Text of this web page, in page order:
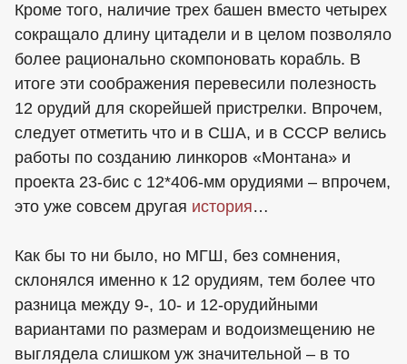
Кроме того, наличие трех башен вместо четырех
сокращало длину цитадели и в целом позволяло
более рационально скомпоновать корабль. В
итоге эти соображения перевесили полезность
12 орудий для скорейшей пристрелки. Впрочем,
следует отметить что и в США, и в СССР велись
работы по созданию линкоров «Монтана» и
проекта 23-бис с 12*406-мм орудиями – впрочем,
это уже совсем другая история…
Как бы то ни было, но МГШ, без сомнения,
склонялся именно к 12 орудиям, тем более что
разница между 9-, 10- и 12-орудийными
вариантами по размерам и водоизмещению не
выглядела слишком уж значительной – в то